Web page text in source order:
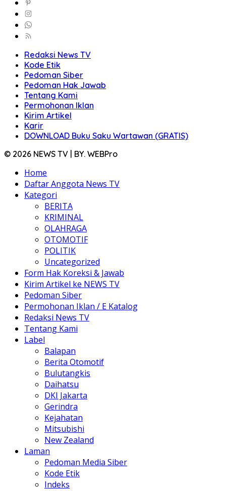
Redaksi News TV
Kode Etik
Pedoman Siber
Pedoman Hak Jawab
Tentang Kami
Permohonan Iklan
Kirim Artikel
Karir
DOWNLOAD Buku Saku Wartawan (GRATIS)
© 2026 NEWS TV | BY. WEBPro
Home
Daftar Anggota News TV
Kategori
BERITA
KRIMINAL
OLAHRAGA
OTOMOTIF
POLITIK
Uncategorized
Form Hak Koreksi & Jawab
Kirim Artikel ke NEWS TV
Pedoman Siber
Permohonan Iklan / E Katalog
Redaksi News TV
Tentang Kami
Label
Balapan
Berita Otomotif
Bulutangkis
Daihatsu
DKI Jakarta
Gerindra
Kejahatan
Mitsubishi
New Zealand
Laman
Pedoman Media Siber
Kode Etik
Indeks